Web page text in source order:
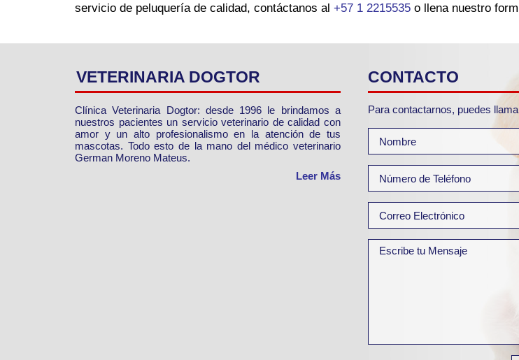
servicio de peluquería de calidad, contáctanos al +57 1 2215535 o llena nuestro
VETERINARIA DOGTOR
Clínica Veterinaria Dogtor: desde 1996 le brindamos a
nuestros pacientes un servicio veterinario de calidad con
amor y un alto profesionalismo en la atención de tus
mascotas. Todo esto de la mano del médico veterinario
German Moreno Mateus.
Leer Más
CONTACTO
Para contactarnos, puedes